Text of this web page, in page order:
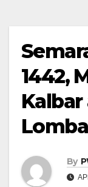
1442,
Kalbar
By